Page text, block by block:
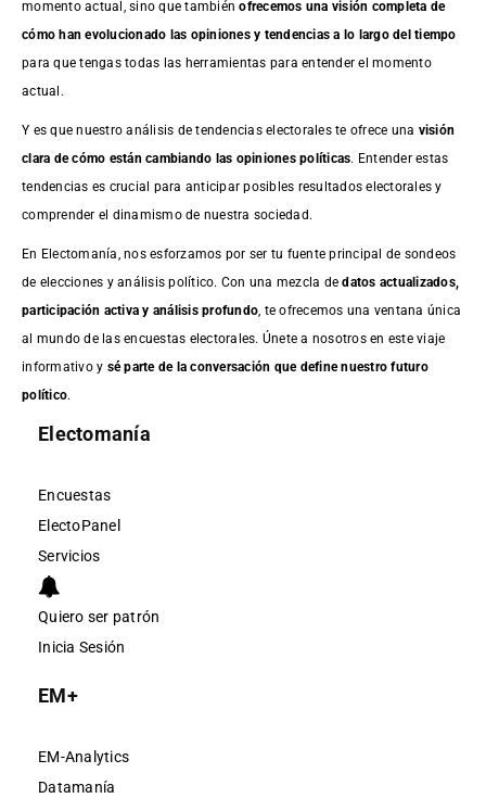
momento actual, sino que tambiénofrecemos una visión completa de
cómo han evolucionado las opiniones y tendencias a lo largo del tiempo
para que tengas todas las herramientas para entender el momento
actual.
Y es que nuestro análisis de tendencias electorales te ofrece una visión
clara de cómo están cambiando las opiniones políticas. Entender estas
tendencias es crucial para anticipar posibles resultados electorales y
comprender el dinamismo de nuestra sociedad.
En Electomanía, nos esforzamos por ser tu fuente principal de sondeos
de elecciones y análisis político. Con una mezcla dedatos actualizados,
participación activa y análisis profundo , te ofrecemos una ventana única
al mundo de las encuestas electorales. Únete a nosotros en este viaje
informativo y sé parte de la conversación que define nuestro futuro
político.
Electomanía
Encuestas
ElectoPanel
Servicios
Quiero ser patrón
Inicia Sesión
EM+
EM-Analytics
Datamanía